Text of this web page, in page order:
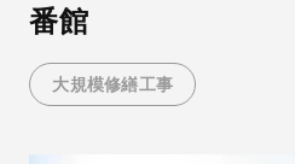
番館
大規模修繕工事